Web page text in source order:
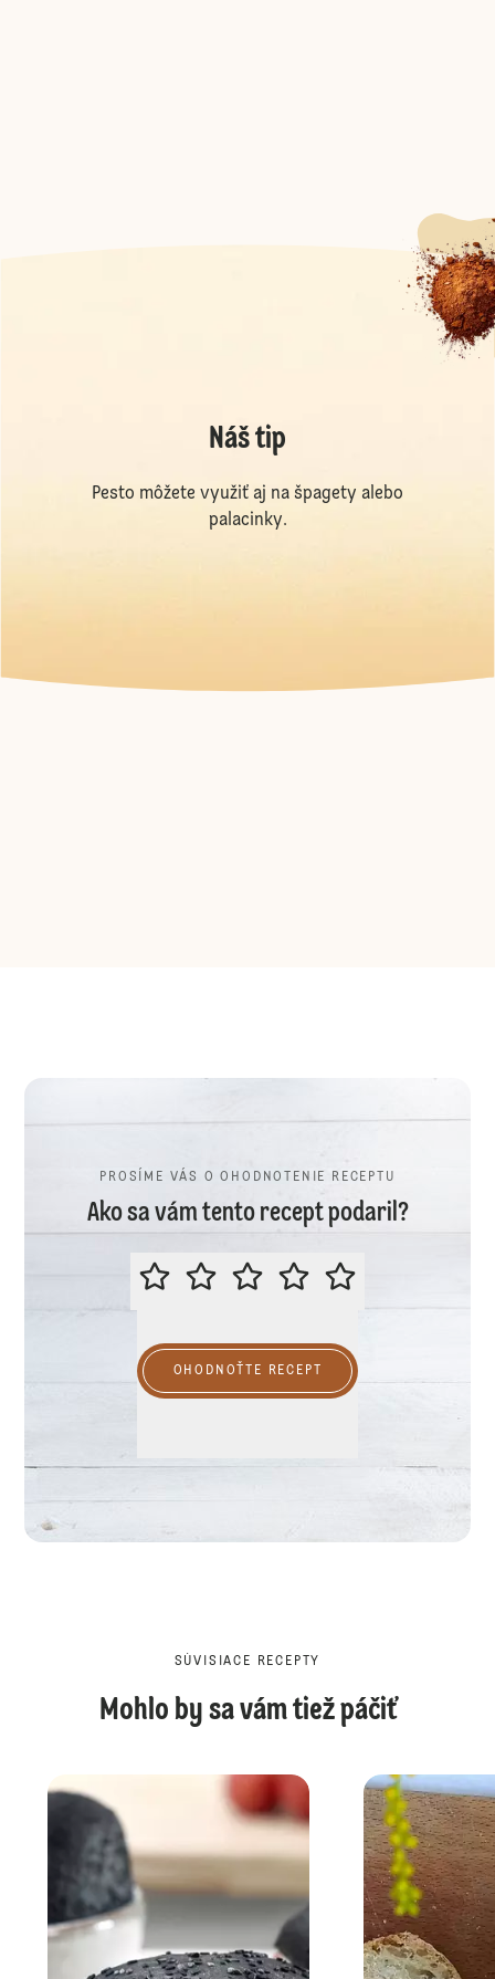
Náš tip
Pesto môžete využiť aj na špagety alebo
palacinky.
PROSÍME VÁS O OHODNOTENIE RECEPTU
Ako sa vám tento recept podaril?
PROSÍME VÁS O OHODNOTENIE
OHODNOŤTE RECEPT
SÚVISIACE RECEPTY
Mohlo by sa vám tiež páčiť